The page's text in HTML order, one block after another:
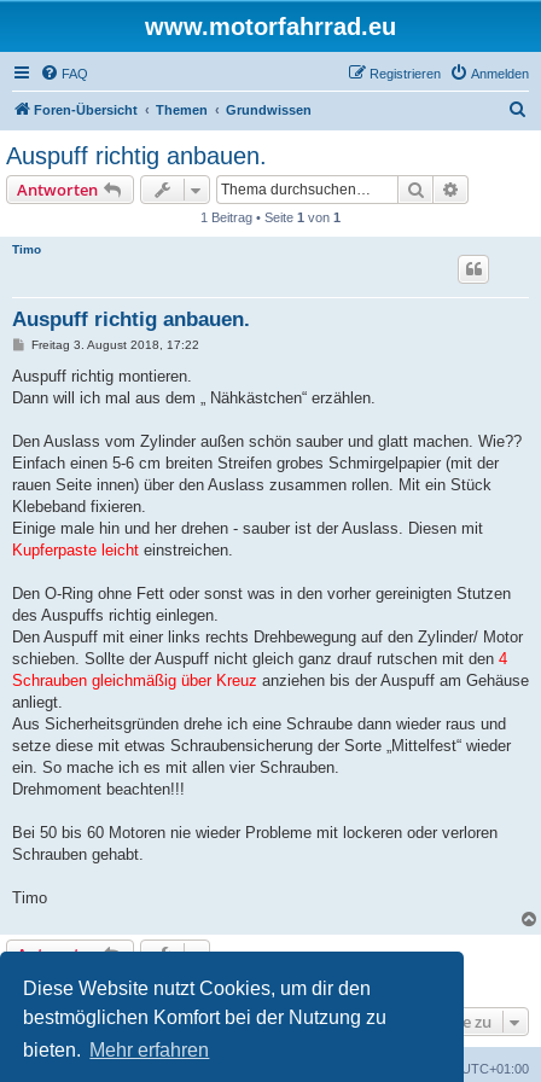
Diese Website nutzt Cookies, um dir den
bestmöglichen Komfort bei der Nutzung zu
bieten. Mehr erfahren
www.motorfahrrad.eu
FAQ Anmelden
Registrieren
Foren-Übersicht Themen Grundwissen
Auspuff richtig anbauen.
Antworten Suche
1 Beitrag • Seite 1 von 1
Timo
Auspuff richtig anbauen.
B
r
Freitag 3. August 2018, 17:22
Auspuff richtig montieren.
Dann will ich mal aus dem „ Nähkästchen“ erzählen.
Den Auslass vom Zylinder außen schön sauber und glatt machen. Wie??
Einfach einen 5-6 cm breiten Streifen grobes Schmirgelpapier (mit der
rauen Seite innen) über den Auslass zusammen rollen. Mit ein Stück
Klebeband fixieren.
Einige male hin und her drehen - sauber ist der Auslass. Diesen mit
Kupferpaste leicht einstreichen.
Den O-Ring ohne Fett oder sonst was in den vorher gereinigten Stutzen
des Auspuffs richtig einlegen.
Den Auspuff mit einer links rechts Drehbewegung auf den Zylinder/ Motor
schieben. Sollte der Auspuff nicht gleich ganz drauf rutschen mit den 4
Schrauben gleichmäßig über Kreuz anziehen bis der Auspuff am Gehäuse
anliegt.
Aus Sicherheitsgründen drehe ich eine Schraube dann wieder raus und
setze diese mit etwas Schraubensicherung der Sorte „Mittelfest“ wieder
ein. So mache ich es mit allen vier Schrauben.
Drehmoment beachten!!!
Bei 50 bis 60 Motoren nie wieder Probleme mit lockeren oder verloren
Schrauben gehabt.
Timo
Antworten
1 Beitrag • Seite1von 1
Gehe zu
UTC+01:00